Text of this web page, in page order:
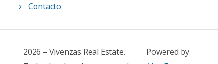
Contacto
2026 – Vivenzas Real Estate.
Powered by